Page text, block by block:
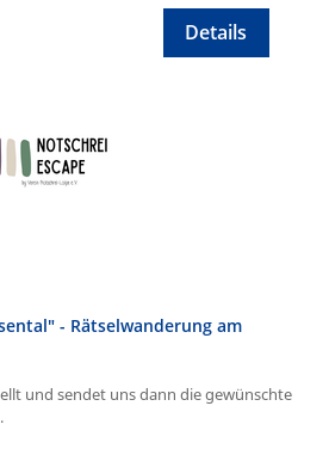
Details
- Rätselwanderung am
und sendet uns dann die gewünschte